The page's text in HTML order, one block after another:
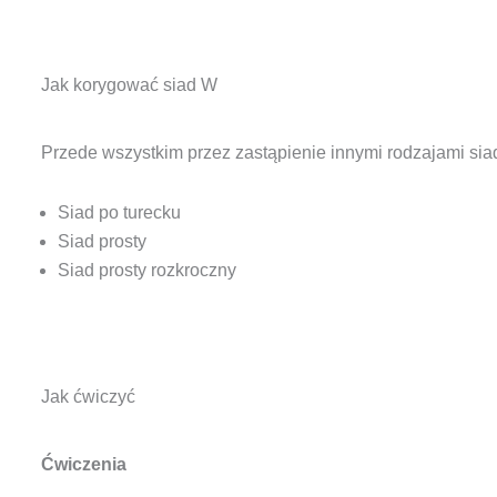
Jak korygować siad W
Przede wszystkim przez zastąpienie innymi rodzajami
Siad po turecku
Siad prosty
Siad prosty rozkroczny
Jak ćwiczyć
Ćwiczenia